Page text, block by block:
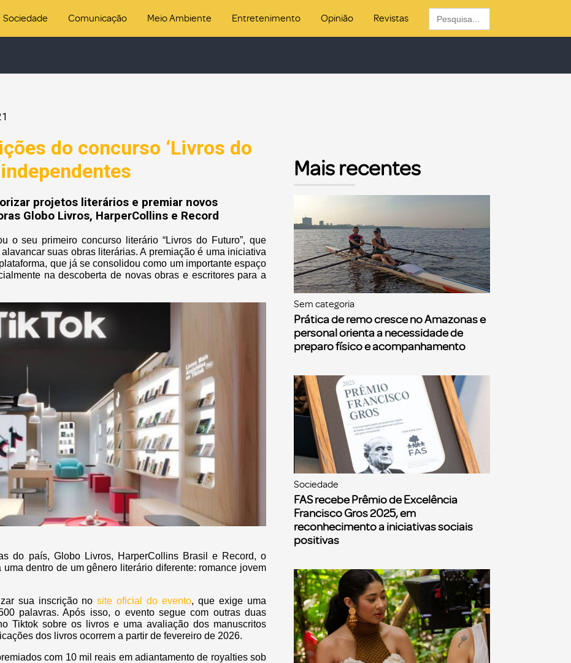
Sociedade Comunicação Meio Ambiente Entretenimento Opinião Revistas
Search
for:
do concurso ‘Livros do
projetos literários e premiar novos
Globo Livros, HarperCollins e Record
o seu primeiro concurso literário “Livros do Futuro”, que
suas obras literárias. A premiação é uma iniciativa
que já se consolidou como um importante espaço
na descoberta de novas obras e escritores para a
do país, Globo Livros, HarperCollins Brasil e Record, o
dentro de um gênero literário diferente: romance jovem
sua inscrição nosite oficial do evento, que exige uma
palavras. Após isso, o evento segue com outras duas
Tiktok sobre os livros e uma avaliação dos manuscritos
dos livros ocorrem a partir de fevereiro de 2026.
com 10 mil reais em adiantamento de royalties sob
Mais recentes
Sem categoria
Prática de remo cresce no Amazonas e
personal orienta a necessidade de
preparo físico e acompanhamento
Sociedade
FAS recebe Prêmio de Excelência
Francisco Gros 2025, em
reconhecimento a iniciativas sociais
positivas